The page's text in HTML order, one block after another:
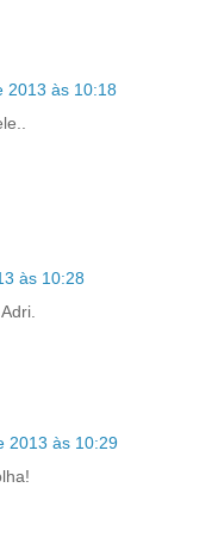
2013 às 10:18
às 10:28
2013 às 10:29